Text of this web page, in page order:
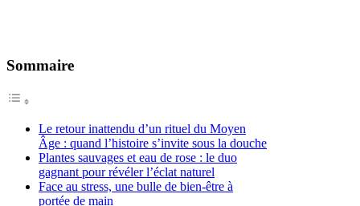
Sommaire
Le retour inattendu d’un rituel du Moyen
Âge : quand l’histoire s’invite sous la douche
Plantes sauvages et eau de rose : le duo
gagnant pour révéler l’éclat naturel
Face au stress, une bulle de bien-être à
portée de main